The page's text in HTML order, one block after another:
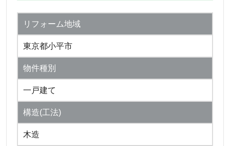
リフォーム地域
東京都小平市
物件種別
一戸建て
構造(工法)
木造